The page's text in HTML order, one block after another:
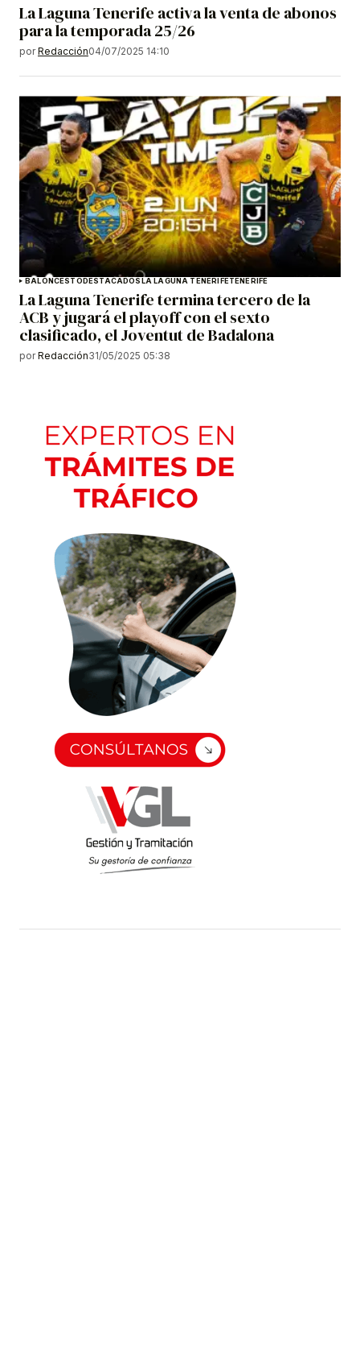
La Laguna Tenerife activa la venta de abonos
para la temporada 25/26
por Redacción04/07/2025 14:10
BALONCESTO DESTACADOS LA LAGUNA TENERIFETENERIFE
La Laguna Tenerife termina tercero de la
ACB y jugará el playoff con el sexto
clasificado, el Joventut de Badalona
por Redacción31/05/2025 05:38